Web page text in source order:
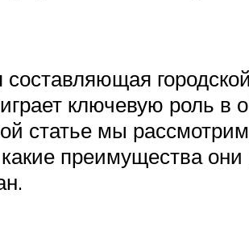
составляющая
ключевую роль в
статье мы
преимущества они